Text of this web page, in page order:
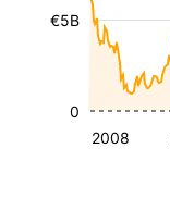
2008
€5B
0